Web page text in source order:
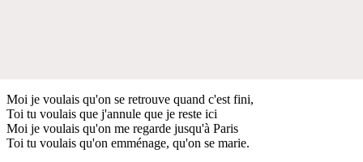
Moi je voulais qu'on se retrouve quand c'est fini,
Toi tu voulais que j'annule que je reste ici
Moi je voulais qu'on me regarde jusqu'à Paris
Toi tu voulais qu'on emménage, qu'on se marie.